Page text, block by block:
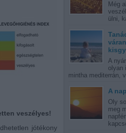
veszélyes!
jótékony
Még
ülni,
A
olyan
mintha mediterrán,
A
Oly
meg